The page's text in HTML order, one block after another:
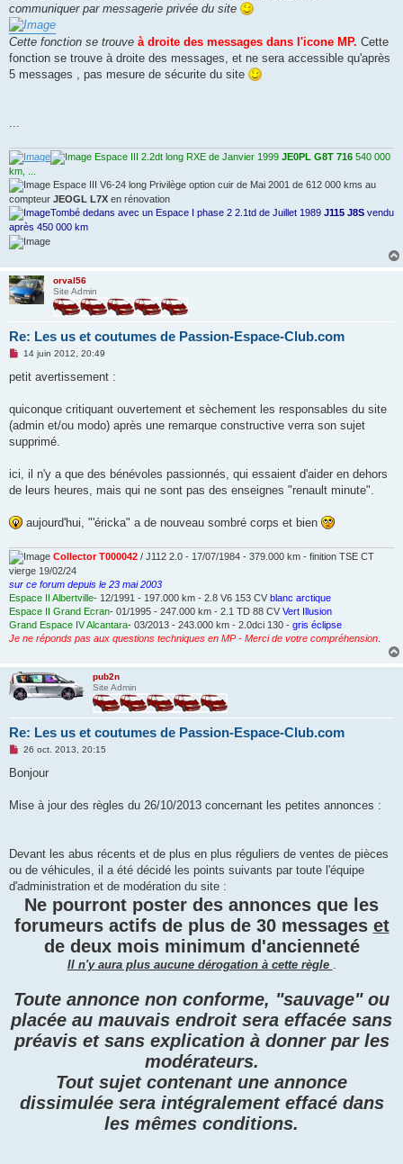
communiquer par messagerie privée du site
Cette fonction se trouve à droite des messages dans l'icone MP. Cette
fonction se trouve à droite des messages, et ne sera accessible qu'après
5 messages , pas mesure de sécurite du site
...
Espace III 2.2dt long RXE de Janvier 1999 JE0PL G8T 716 540 000
km, ...
Espace III V6-24 long Privilège option cuir de Mai 2001 de 612 000 kms au
compteur JEOGL L7X en rénovation
Tombé dedans avec un Espace I phase 2 2.1td de Juillet 1989 J115 J8S vendu
après 450 000 km
orval56
Site Admin
Re: Les us et coutumes de Passion-Espace-Club.com
M
s
g
n
o
n
u
14 juin 2012, 20:49
petit avertissement :
quiconque critiquant ouvertement et sèchement les responsables du site
(admin et/ou modo) après une remarque constructive verra son sujet
supprimé.
ici, il n'y a que des bénévoles passionnés, qui essaient d'aider en dehors
de leurs heures, mais qui ne sont pas des enseignes "renault minute".
aujourd'hui, "'éricka" a de nouveau sombré corps et bien
Collector T000042 / J112 2.0 - 17/07/1984 - 379.000 km - finition TSE CT
vierge 19/02/24
sur ce forum depuis le 23 mai 2003
Espace II Albertville- 12/1991 - 197.000 km - 2.8 V6 153 CV blanc arctique
Espace II Grand Ecran- 01/1995 - 247.000 km - 2.1 TD 88 CV Vert Illusion
Grand Espace IV Alcantara- 03/2013 - 243.000 km - 2.0dci 130 - gris éclipse
Je ne réponds pas aux questions techniques en MP - Merci de votre compréhension
pub2n
Site Admin
Re: Les us et coutumes de Passion-Espace-Club.com
M
s
g
l
u
26 oct. 2013, 20:15
Bonjour
Mise à jour des règles du 26/10/2013 concernant les petites annonces :
Devant les abus récents et de plus en plus réguliers de ventes de pièces
ou de véhicules, il a été décidé les points suivants par toute l'équipe
d'administration et de modération du site :
Ne pourront poster des annonces que les
forumeurs actifs de plus de 30 messages et
de deux mois minimum d'ancienneté
Il n'y aura plus aucune dérogation à cette règle .
Toute annonce non conforme, "sauvage" ou
placée au mauvais endroit sera effacée sans
préavis et sans explication à donner par les
modérateurs.
Tout sujet contenant une annonce
dissimulée sera intégralement effacé dans
les mêmes conditions.